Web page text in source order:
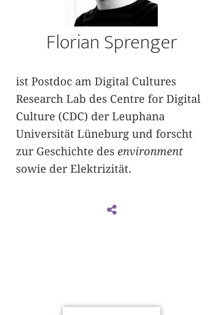
Florian Sprenger
ist Postdoc am Digital Cultures
Research Lab des Centre for Digital
Culture (CDC) der Leuphana
Universität Lüneburg und forscht
zur Geschichte des environment
sowie der Elektrizität.